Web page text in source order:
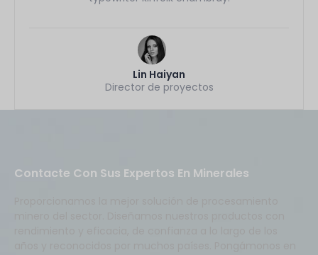
Lin Haiyan
Director de proyectos
Contacte Con Sus Expertos En Minerales